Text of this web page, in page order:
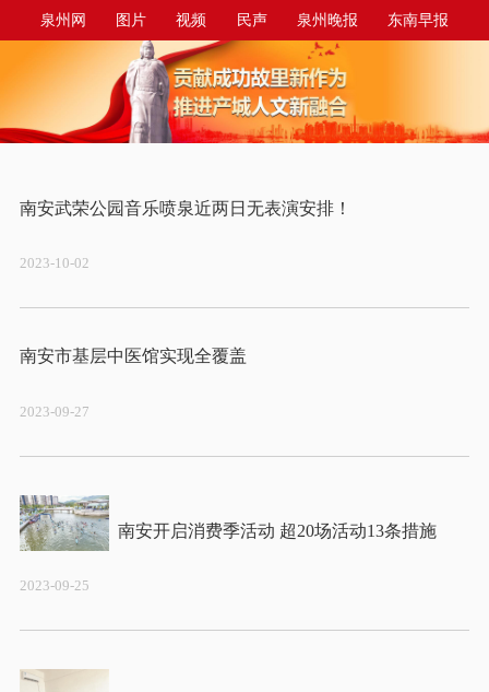
泉州网 图片 视频 民声 泉州晚报 东南早报
泉州商报 今日台商投资区
2023-10-02
2023-09-27
2023-09-25